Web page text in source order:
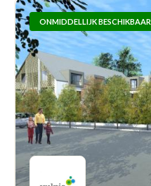
ONMIDDELLIJK BESCHIKBAAR